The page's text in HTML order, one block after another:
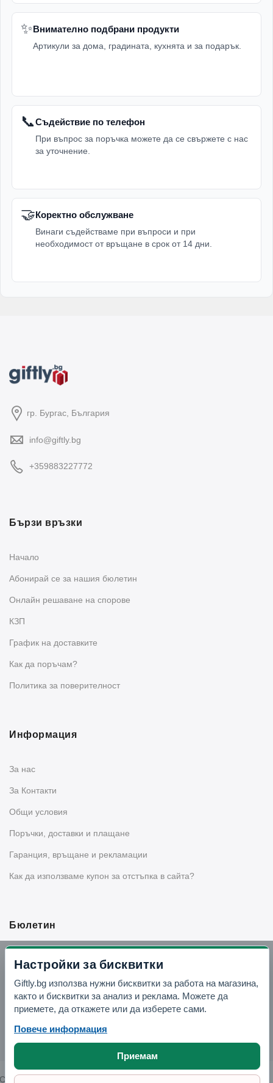
✨Внимателно подбрани продукти
Артикули за дома, градината, кухнята и за подарък.
📞Съдействие по телефон
При въпрос за поръчка можете да се свържете с нас
за уточнение.
🤝Коректно обслужване
Винаги съдействаме при въпроси и при
необходимост от връщане в срок от 14 дни.
гр. Бургас, България
info@giftly.bg
+359883227772
Бързи връзки
Начало
Абонирай се за нашия бюлетин
Oнлайн решаване на спорове
КЗП
График на доставките
Как да поръчам?
Политика за поверителност
Информация
За нас
За Контакти
Общи условия
Поръчки, доставки и плащане
Гаранция, връщане и рекламации
Как да използваме купон за отстъпка в сайта?
Бюлетин
Вземи -10% отстъпка в Telegram
Отвори Telegram
Copyright © 2026 GIFTLY.BG. All rights reserved.
Настройки за бисквитки
Giftly.bg използва нужни бисквитки за работа на магазина,
както и бисквитки за анализ и реклама. Можете да
приемете, да откажете или да изберете сами.
Повече информация
Приемам